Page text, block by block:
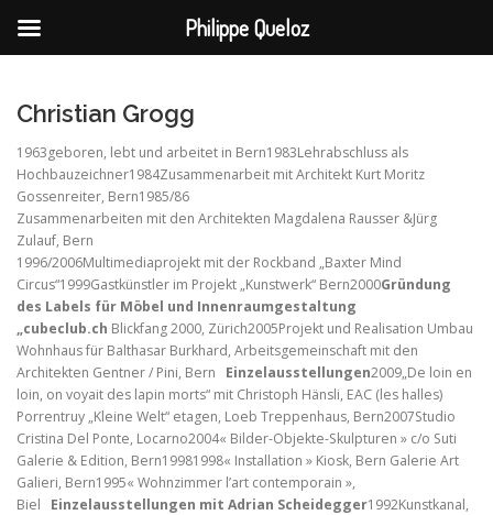
contenu
Christian Grogg
1963geboren, lebt und arbeitet in Bern1983Lehrabschluss als
Hochbauzeichner1984Zusammenarbeit mit Architekt Kurt Moritz
Gossenreiter, Bern1985/86
Zusammenarbeiten mit den Architekten Magdalena Rausser &Jürg
Zulauf, Bern
1996/2006Multimediaprojekt mit der Rockband „Baxter Mind
Circus“1999Gastkünstler im Projekt „Kunstwerk“ Bern2000Gründung
des Labels für Möbel und Innenraumgestaltung
„cubeclub.ch Blickfang 2000, Zürich2005Projekt und Realisation Umbau
Wohnhaus für Balthasar Burkhard, Arbeitsgemeinschaft mit den
Architekten Gentner / Pini, Bern
Einzelausstellungen2009„De loin en
loin, on voyait des lapin morts“ mit Christoph Hänsli, EAC (les halles)
Porrentruy „Kleine Welt“ etagen, Loeb Treppenhaus, Bern2007Studio
Cristina Del Ponte, Locarno2004« Bilder-Objekte-Skulpturen » c/o Suti
Galerie & Edition, Bern19981998« Installation » Kiosk, Bern Galerie Art
Galieri, Bern1995« Wohnzimmer l’art contemporain »,
Biel
Einzelausstellungen mit Adrian Scheidegger1992Kunstkanal,
Philippe Queloz